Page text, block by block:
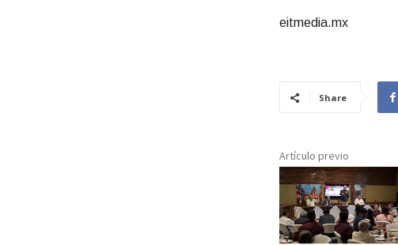
eitmedia.mx
Share
Artículo previo